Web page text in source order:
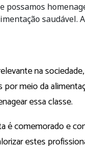
saudável.
na
meio da
essa classe.
é comemorado e
estes